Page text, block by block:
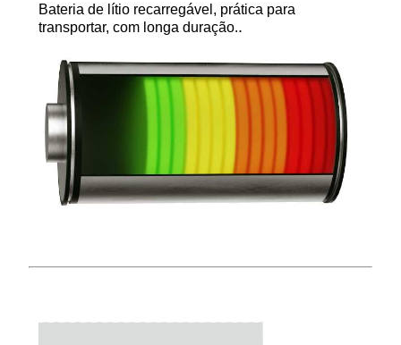
Bateria de lítio recarregável, prática para
transportar, com longa duração..